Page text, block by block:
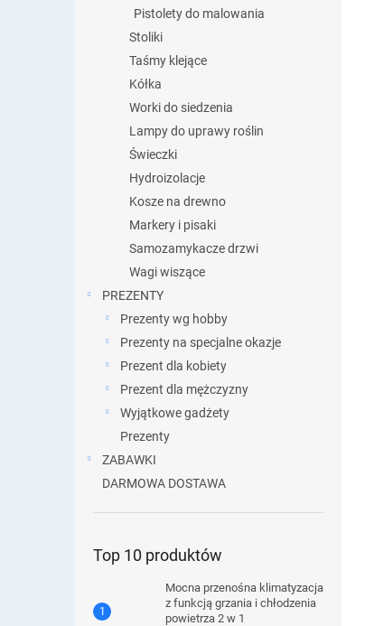
Pistolety do malowania
Stoliki
Taśmy klejące
Kółka
Worki do siedzenia
Lampy do uprawy roślin
Świeczki
Hydroizolacje
Kosze na drewno
Markery i pisaki
Samozamykacze drzwi
Wagi wiszące
PREZENTY
Prezenty wg hobby
Prezenty na specjalne okazje
Prezent dla kobiety
Prezent dla mężczyzny
Wyjątkowe gadżety
Prezenty
ZABAWKI
DARMOWA DOSTAWA
Top 10 produktów
Mocna przenośna klimatyzacja
z funkcją grzania i chłodzenia
powietrza 2 w 1